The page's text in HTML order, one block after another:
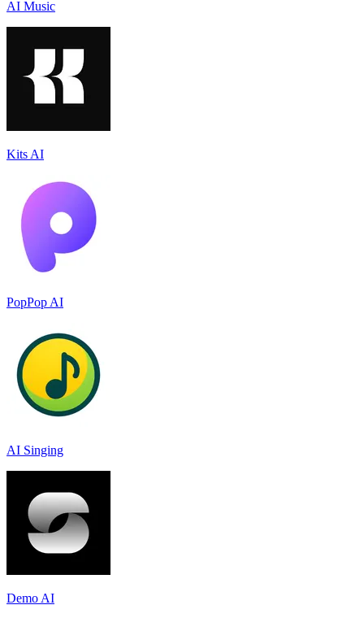
AI Music
Kits AI
PopPop AI
AI Singing
Demo AI